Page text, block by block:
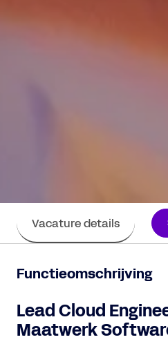
Vacature details
Functieomschrijving
Lead Cloud
Maatwerk